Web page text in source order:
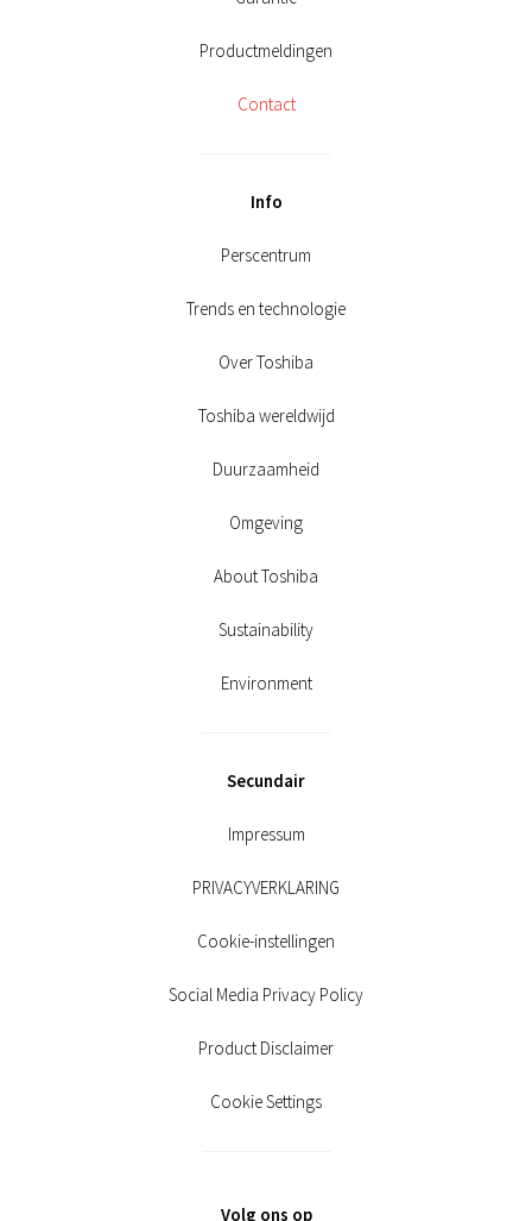
Productmeldingen
Contact
Info
Perscentrum
Trends en technologie
Over Toshiba
Toshiba wereldwijd
Duurzaamheid
Omgeving
About Toshiba
Sustainability
Environment
Secundair
Impressum
PRIVACYVERKLARING
Cookie-instellingen
Social Media Privacy Policy
Product Disclaimer
Cookie Settings
Volg ons op